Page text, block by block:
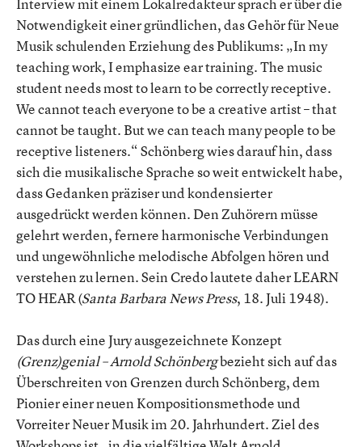
Notwendigkeit einer gründlichen, das Gehör für Neue
Musik schulenden Erziehung des Publikums: „In my
teaching work, I emphasize ear training. The music
student needs most to learn to be correctly receptive.
We cannot teach everyone to be a creative artist – that
cannot be taught. But we can teach many people to be
receptive listeners.“ Schönberg wies darauf hin, dass
sich die musikalische Sprache so weit entwickelt habe,
dass Gedanken präziser und kondensierter
ausgedrückt werden können. Den Zuhörern müsse
gelehrt werden, fernere harmonische Verbindungen
und ungewöhnliche melodische Abfolgen hören und
verstehen zu lernen. Sein Credo lautete daher LEARN
TO HEAR (Santa Barbara News Press, 18. Juli 1948).
Das durch eine Jury ausgezeichnete Konzept
(Grenz)genial – Arnold Schönbergbezieht sich auf das
Überschreiten von Grenzen durch Schönberg, dem
Pionier einer neuen Kompositionsmethode und
Vorreiter Neuer Musik im 20. Jahrhundert. Ziel des